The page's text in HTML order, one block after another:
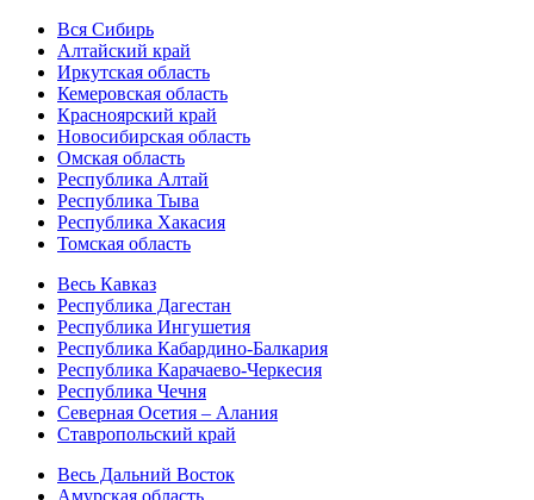
Вся Сибирь
Алтайский край
Иркутская область
Кемеровская область
Красноярский край
Новосибирская область
Омская область
Республика Алтай
Республика Тыва
Республика Хакасия
Томская область
Весь Кавказ
Республика Дагестан
Республика Ингушетия
Республика Кабардино-Балкария
Республика Карачаево-Черкесия
Республика Чечня
Северная Осетия – Алания
Ставропольский край
Весь Дальний Восток
Амурская область